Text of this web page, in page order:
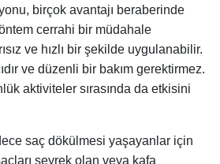
birçok avantajı beraberinde
cerrahi bir müdahale
ve hızlı bir şekilde uygulanabilir.
ve düzenli bir bakım gerektirmez.
aktiviteler sırasında da etkisini
saç dökülmesi yaşayanlar için
seyrek olan veya kafa